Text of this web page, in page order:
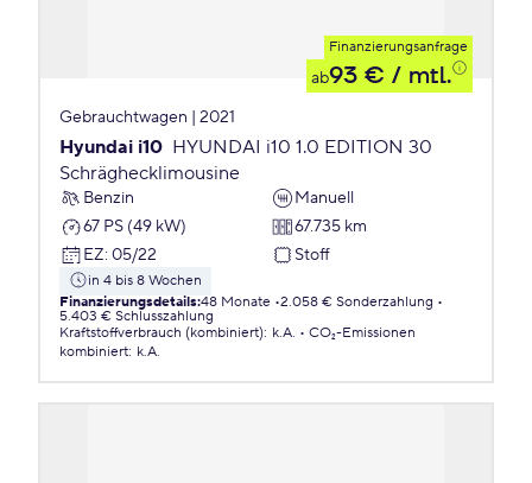
Finanzierungsanfrage
ab93 € / mtl.
Gebrauchtwagen | 2021
Hyundai i10 HYUNDAI i10 1.0 EDITION 30
Schräghecklimousine
Benzin
Manuell
67 PS (49 kW)
67.735 km
EZ: 05/22 Stoff
in 4 bis 8 Wochen
Finanzierungsdetails:48 Monate 2.058 € Sonderzahlung
5.403 € Schlusszahlung
Kraftstoffverbrauch (kombiniert): k.A.
CO₂-Emissionen
kombiniert: k.A.